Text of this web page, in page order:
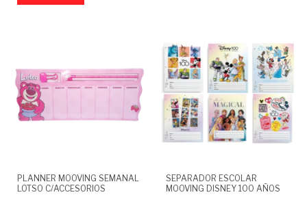
PLANNER MOOVING SEMANAL
LOTSO C/ACCESORIOS
SEPARADOR ESCOLAR
MOOVING DISNEY 100 AÑOS